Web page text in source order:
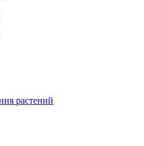
растений